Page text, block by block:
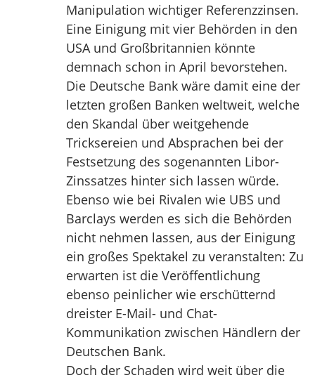
Manipulation wichtiger Referenzzinsen.
Eine Einigung mit vier Behörden in den
USA und Großbritannien könnte
demnach schon in April bevorstehen.
Die Deutsche Bank wäre damit eine der
letzten großen Banken weltweit, welche
den Skandal über weitgehende
Tricksereien und Absprachen bei der
Festsetzung des sogenannten Libor-
Zinssatzes hinter sich lassen würde.
Ebenso wie bei Rivalen wie UBS und
Barclays werden es sich die Behörden
nicht nehmen lassen, aus der Einigung
ein großes Spektakel zu veranstalten: Zu
erwarten ist die Veröffentlichung
ebenso peinlicher wie erschütternd
dreister E-Mail- und Chat-
Kommunikation zwischen Händlern der
Deutschen Bank.
Doch der Schaden wird weit über die